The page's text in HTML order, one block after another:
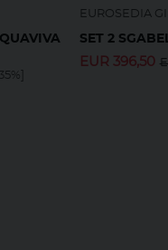
EUROSEDIA
SET 2
EUR 396,50